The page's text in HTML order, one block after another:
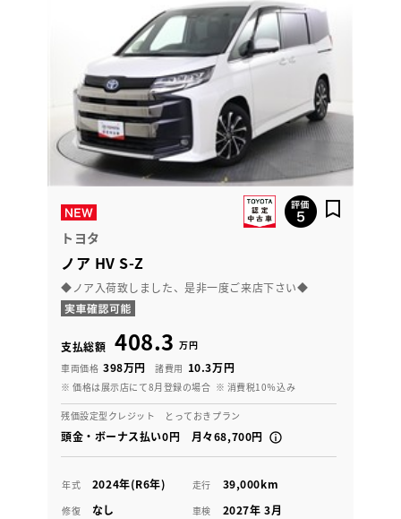
トヨタ
ノア HV S-Z
◆ノア入荷致しました、是非一度ご来店下さい◆
支払総額 408.3 万円
車両価格 398万円 諸費用 10.3万円
※ 価格は展示店にて8月登録の場合 ※ 消費税10％込み
残価設定型クレジット とっておきプラン
頭金・ボーナス払い0円 月々68,700円
年式 2024年(R6年) 走行 39,000km
修復 なし 車検 2027年 3月